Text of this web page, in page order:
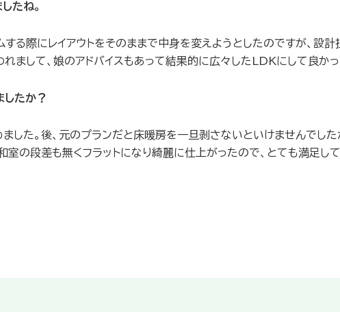
たね。
する際にレイアウトをそのままで中身を変えようとしたのですが、設
れまして、娘のアドバイスもあって結果的に広々したLDKにして良か
したか？
した。後、元のプランだと床暖房を一旦剥さないといけませんでし
室の段差も無くフラットになり綺麗に仕上がったので、とても満足し